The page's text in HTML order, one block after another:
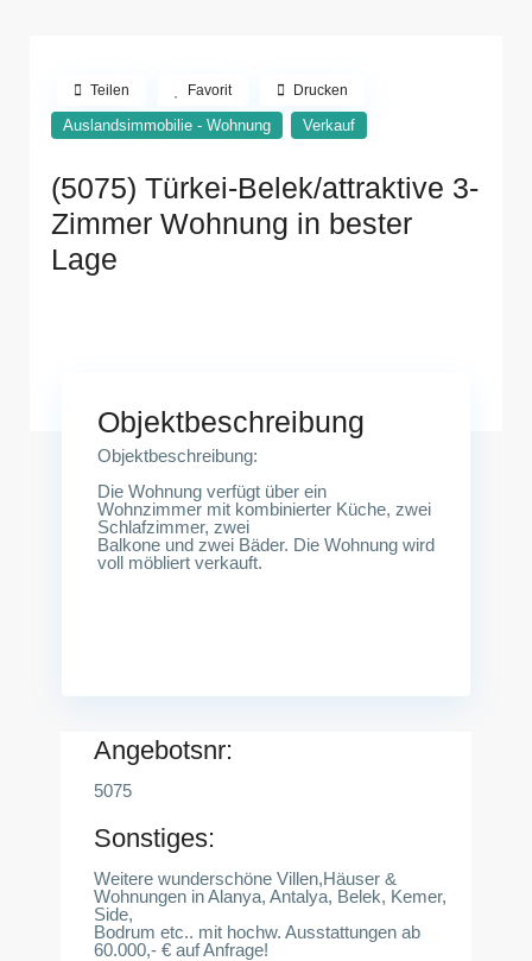
Auslandsimmobilie - Wohnung Verkauf
(5075) Türkei-Belek/attraktive 3-
Zimmer Wohnung in bester
Lage
Teilen Favorit Drucken
Objektbeschreibung
Objektbeschreibung:
Die Wohnung verfügt über ein
Wohnzimmer mit kombinierter Küche, zwei
Schlafzimmer, zwei
Balkone und zwei Bäder. Die Wohnung wird
voll möbliert verkauft.
Angebotsnr:
5075
Sonstiges:
Weitere wunderschöne Villen,Häuser &
Wohnungen in Alanya, Antalya, Belek, Kemer,
Side,
Bodrum etc.. mit hochw. Ausstattungen ab
60.000,- € auf Anfrage!